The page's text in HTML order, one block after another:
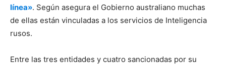
línea». Según asegura el Gobierno australiano muchas
de ellas están vinculadas a los servicios de Inteligencia
rusos.
Entre las tres entidades y cuatro sancionadas por su